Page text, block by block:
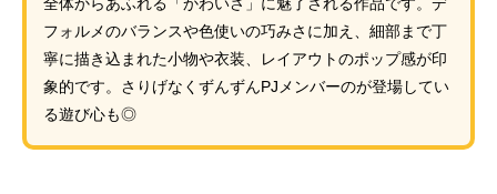
フォルメのバランスや色使いの巧みさに加え、細部まで丁
寧に描き込まれた小物や衣装、レイアウトのポップ感が印
象的です。さりげなくずんずんPJメンバーのが登場してい
る遊び心も◎